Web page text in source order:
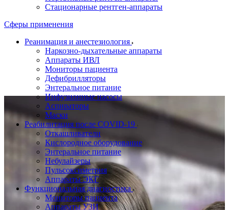
Стационарные рентген-аппараты
Сферы применения
Реанимация и анестезиология
Наркозно-дыхательные аппараты
Аппараты ИВЛ
Мониторы пациента
Дефибрилляторы
Энтеральное питание
Инфузионные насосы
Аспираторы
Маски
Реабилитация после COVID-19
Откашливатели
Кислородное оборудование
Энтеральное питание
Небулайзеры
Пульсоксиметрия
Аппараты ЭКГ
Функциональная диагностика
Мониторы пациента
Аппараты УЗИ